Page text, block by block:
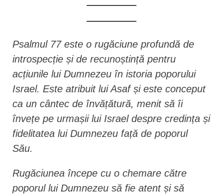
Psalmul 77 este o rugăciune profundă de
introspecție și de recunoștință pentru
acțiunile lui Dumnezeu în istoria poporului
Israel. Este atribuit lui Asaf și este conceput
ca un cântec de învățătură, menit să îi
învețe pe urmașii lui Israel despre credința și
fidelitatea lui Dumnezeu față de poporul
Său.
Rugăciunea începe cu o chemare către
poporul lui Dumnezeu să fie atent și să